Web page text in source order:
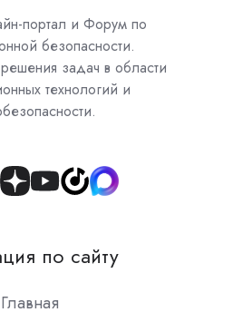
портал и Форум по
безопасности.
задач в области
технологий и
Join
Slack
по сайту
Главная